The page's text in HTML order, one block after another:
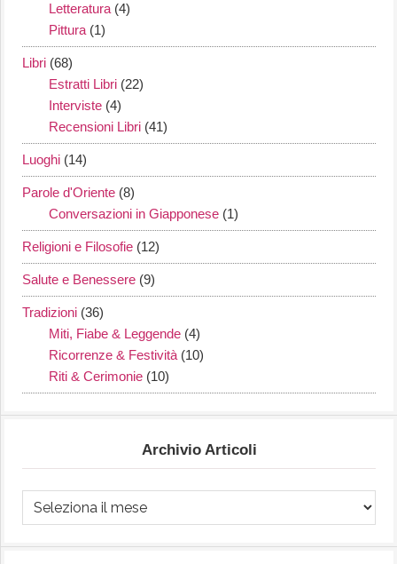
Letteratura (4)
Pittura (1)
Libri (68)
Estratti Libri (22)
Interviste (4)
Recensioni Libri (41)
Luoghi (14)
Parole d'Oriente (8)
Conversazioni in Giapponese (1)
Religioni e Filosofie (12)
Salute e Benessere (9)
Tradizioni (36)
Miti, Fiabe & Leggende (4)
Ricorrenze & Festività (10)
Riti & Cerimonie (10)
Archivio Articoli
Archivio
Articoli